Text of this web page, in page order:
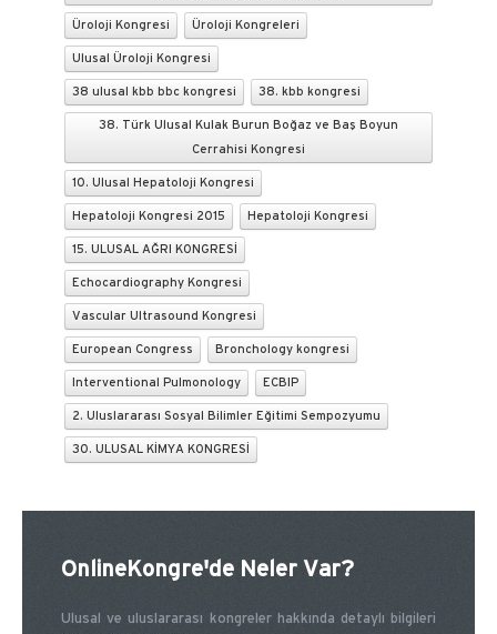
Üroloji Kongresi Üroloji Kongreleri
Ulusal Üroloji Kongresi
38 ulusal kbb bbc kongresi 38. kbb kongresi
38. Türk Ulusal Kulak Burun Boğaz ve Baş Boyun
Cerrahisi Kongresi
10. Ulusal Hepatoloji Kongresi
Hepatoloji Kongresi 2015 Hepatoloji Kongresi
15. ULUSAL AĞRI KONGRESİ
Echocardiography Kongresi
Vascular Ultrasound Kongresi
European Congress Bronchology kongresi
Interventional Pulmonology ECBIP
2. Uluslararası Sosyal Bilimler Eğitimi Sempozyumu
30. ULUSAL KİMYA KONGRESİ
OnlineKongre'de Neler Var?
Ulusal ve uluslararası kongreler hakkında detaylı bilgileri